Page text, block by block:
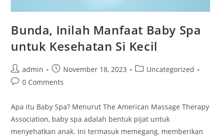
Bunda, Inilah Manfaat Baby Spa
untuk Kesehatan Si Kecil
admin November 18, 2023
Uncategorized
0 Comments
Apa itu Baby Spa? Menurut The American Massage Therapy
Association, baby spa adalah bentuk pijat untuk
menyehatkan anak. Ini termasuk memegang, memberikan